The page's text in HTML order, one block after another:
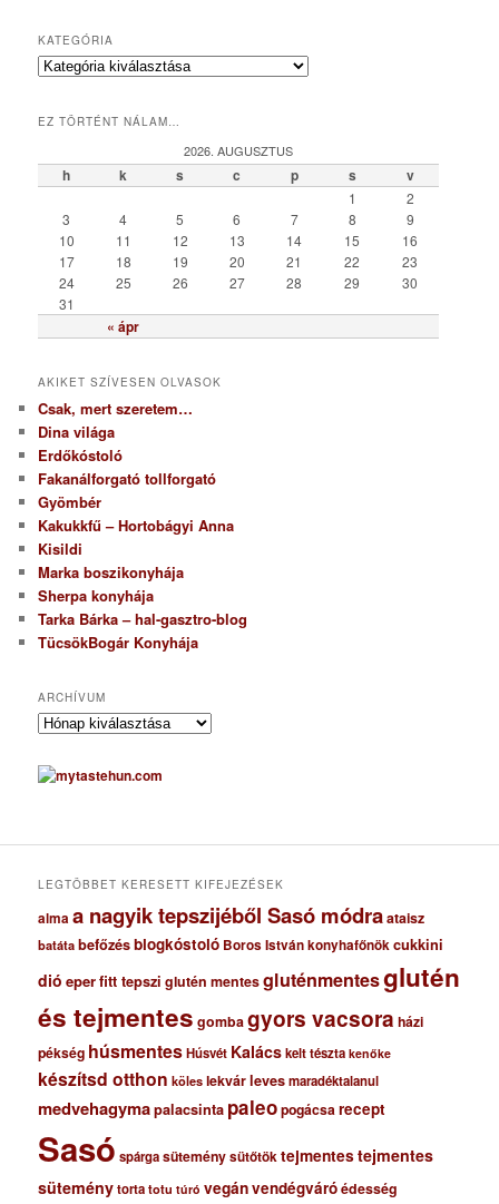
KATEGÓRIA
K
e
ó
r
EZ TÖRTÉNT NÁLAM…
2026. AUGUSZTUS
h k s c p s v
« ápr
1
2
3
4 5 6 7 8
9
10
11 12 13 14 15
16
17
18 19 20 21 22
23
24
25 26 27 28 29
30
31
AKIKET SZÍVESEN OLVASOK
Csak, mert szeretem…
Dina világa
Erdőkóstoló
Fakanálforgató tollforgató
Gyömbér
Kakukkfű – Hortobágyi Anna
Kisildi
Marka boszikonyhája
Sherpa konyhája
Tarka Bárka – hal-gasztro-blog
TücsökBogár Konyhája
ARCHÍVUM
A
c
h
u
LEGTÖBBET KERESETT KIFEJEZÉSEK
almaa nagyik tepszijéből Sasó módraataisz
batáta befőzésblogkóstoló Boros István konyhafőnökcukkini
dió eperfitt tepszi glutén mentesgluténmentesglutén
és tejmentes gombagyors vacsora házi
pékség húsmentesHúsvét Kalácskelt tészta kenőke
készítsd otthon köles lekvárlevesmaradéktalanul
medvehagymapalacsinta paleopogácsarecept
Sasó spárgasüteménysütőtöktejmentestejmentes
süteménytorta totu túró vegánvendégváróédesség